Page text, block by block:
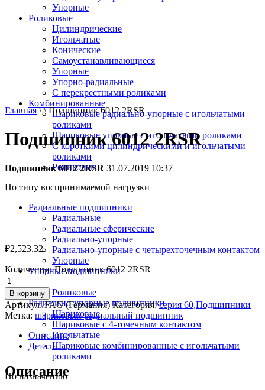
Упорные
Роликовые
Цилиндрические
Игольчатые
Конические
Самоустанавливающиеся
Упорные
Упорно-радиальные
C перекрестными роликами
Комбинированные
Шариковые радиально-упорные с игольчатыми
роликами
Шариковые упорные с игольчатыми роликами
С короткими цилиндрическими и игольчатыми
роликами
Роликовые
По типу воспринимаемой нагрузки
Радиальные подшипники
Радиальные
Радиальные сферические
Радиально-упорные
Радиально-упорные с четырехточечным контактом
Упорные
Упорные подшипники
Роликовые
Радиально-упорные подшипники
Шариковые
Шариковые с 4-точечным контактом
Игольчатые
Шариковые комбинированные с игольчатыми
роликами
По назначению
Главная\ \ Подшипник 6012 2RSR
Подшипник 6012 2RSR
Подшипник 6012 2RSR 31.07.2019 10:37
₽2,523.32
Количество Подшипник 6012 2RSR
В корзину
Артикул:FAG (Германия) Категория:серия 60,Подшипники
Метка: шариковый радиальный подшипник
Описание
Детали
Описание